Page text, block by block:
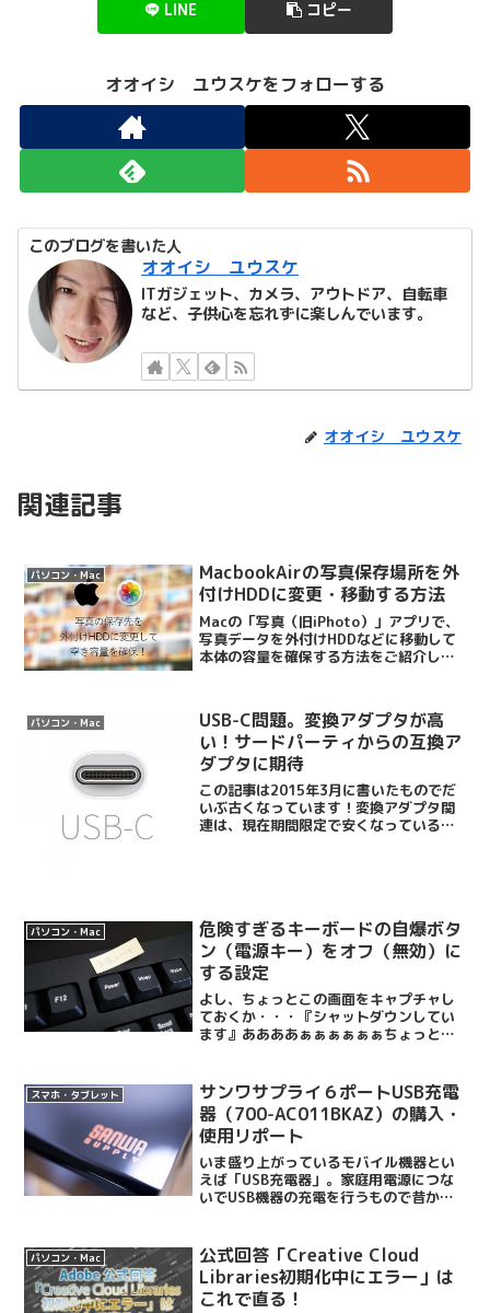
LINE コピー
オオイシ ユウスケをフォローする
このブログを書いた人
オオイシ ユウスケ
ITガジェット、カメラ、アウトドア、自転車
など、子供心を忘れずに楽しんでいます。
オオイシ ユウスケ
関連記事
パソコン・Mac
MacbookAirの写真保存場所を外
付けHDDに変更・移動する方法
Macの「写真（旧iPhoto）」アプリで、
写真データを外付けHDDなどに移動して
本体の容量を確保する方法をご紹介しま
ど使っていると、いい加減保存容量が苦
しくな...
パソコン・Mac
USB-C問題。変換アダプタが高
い！サードパーティからの互換ア
ダプタに期待
この記事は2015年3月に書いたものでだ
いぶ古くなっています！変換アダプタ関
連は、現在期間限定で安くなっているよ
パソコン・Mac
危険すぎるキーボードの自爆ボタ
ン（電源キー）をオフ（無効）に
する設定
よし、ちょっとこの画面をキャプチャし
ておくか・・・『シャットダウンしてい
ます』ああああぁぁぁぁぁぁちょっとま
からないという人は、きっと優良なキー
ボードを使っているか慎重...
スマホ・タブレット
サンワサプライ６ポートUSB充電
器（700-AC011BKAZ）の購入・
使用リポート
いま盛り上がっているモバイル機器とい
えば「USB充電器」。家庭用電源につな
いでUSB機器の充電を行うもので昔から
気に話題になったように思います。特徴
として...
パソコン・Mac
公式回答「Creative Cloud
Libraries初期化中にエラー」は
これで直る！